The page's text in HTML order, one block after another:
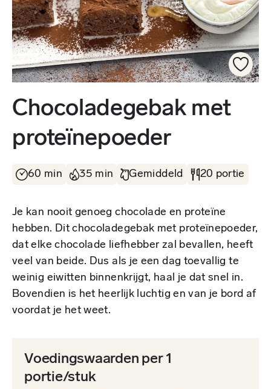
Chocoladegebak met
proteïnepoeder
60 min 35 min Gemiddeld 20 portie
Je kan nooit genoeg chocolade en proteïne
hebben. Dit chocoladegebak met proteïnepoeder,
dat elke chocolade liefhebber zal bevallen, heeft
veel van beide. Dus als je een dag toevallig te
weinig eiwitten binnenkrijgt, haal je dat snel in.
Bovendien is het heerlijk luchtig en van je bord af
voordat je het weet.
Voedingswaarden per 1
portie/stuk